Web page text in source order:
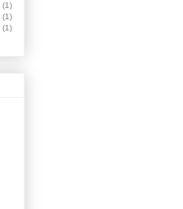
(1)
(1)
(1)